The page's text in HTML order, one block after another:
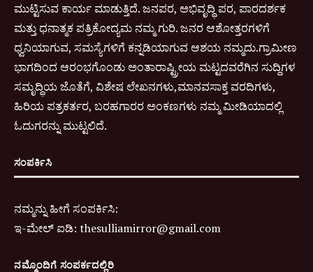
ಮುಟ್ಟಿಸುವ ಕಾರ್ಯ ಮಾಡುತ್ತಿದೆ. ಜನಪರ, ಅಭಿವೃದ್ಧಿ ಪರ, ಪಾರದರ್ಶಕ
ಮತ್ತು ಧನಾತ್ಮಕ ಪತ್ರಿಕೋದ್ಯಮ ನಮ್ಮ ಗುರಿ. ಜನರ ಆಶೋತ್ತರಗಳಿಗೆ
ಧ್ವನಿಯಾಗುವ, ಸಮಸ್ಯೆಗಳಿಗೆ ಕನ್ನಡಿಯಾಗುವ ಆಶಯ ನಮ್ಮದು.ಗ್ರಾಮೀಣ
ಭಾಗದಿಂದ ಆರಂಭಗೊಂಡು ಅಂತಾರಾಷ್ಟ್ರೀಯ ಮಟ್ಟದವರೆಗಿನ ಸುದ್ದಿಗಳ
ಸಮೃದ್ಧಿಯ ಜೊತೆಗೆ, ವಿಶೇಷ ಲೇಖನಗಳು,ಮಾನವಸಾಕ್ತ ವರದಿಗಳು,
ಹಿರಿಯ ಪತ್ರಕರ್ತರ, ಬರಹಗಾರರ ಅಂಕಣಗಳು ನಮ್ಮ ಮೀಡಿಯಾದಲ್ಲಿ
ಓದುಗರನ್ನು ಮುಟ್ಟಲಿದೆ.
ಸಂಪರ್ಕಿಸಿ
ನಮ್ಮನ್ನು ಹೀಗೆ ಸಂಪರ್ಕಿಸಿ:
ಇ-ಮೇಲ್ ಐಡಿ: thesulliamirror@gmail.com
ನಮ್ಮೊಂದಿಗೆ ಸಂಪರ್ಕದಲ್ಲಿರಿ